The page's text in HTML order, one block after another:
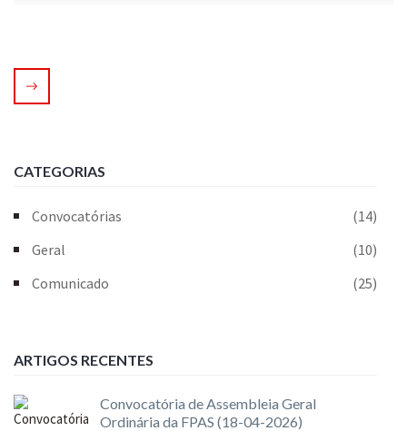
CATEGORIAS
Convocatórias
(14)
Geral
(10)
Comunicado
(25)
ARTIGOS RECENTES
Convocatória de Assembleia Geral
Ordinária da FPAS (18-04-2026)